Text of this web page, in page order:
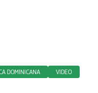
DOMINICANA VIDEO